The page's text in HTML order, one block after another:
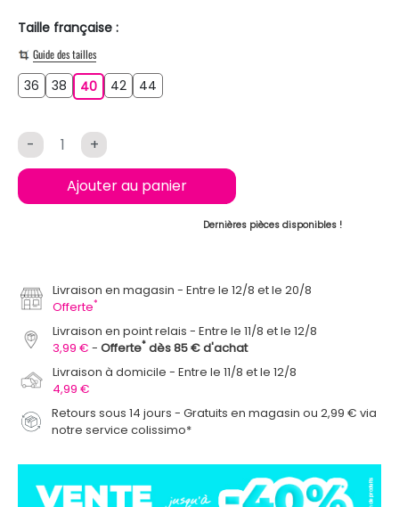
Taille française :
Guide des tailles
36 3638 4040424244
- +
Ajouter au panier
Dernières pièces disponibles !
Livraison en magasin
Entre le 12/8 et le 20/8
Offerte*
Livraison en point relais
Entre le 11/8 et le 12/8
3,99 €
Offerte* dès 85 € d'achat
Livraison à domicile
Entre le 11/8 et le 12/8
4,99 €
Retours sous 14 jours - Gratuits en magasin ou 2,99 € via
notre service colissimo*